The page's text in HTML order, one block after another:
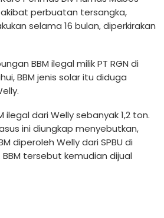
akibat perbuatan tersangka,
selama 16 bulan, diperkirakan
BBM ilegal milik PT RGN di
BBM jenis solar itu diduga
dari Welly sebanyak 1,2 ton.
ini diungkap menyebutkan,
diperoleh Welly dari SPBU di
tersebut kemudian dijual